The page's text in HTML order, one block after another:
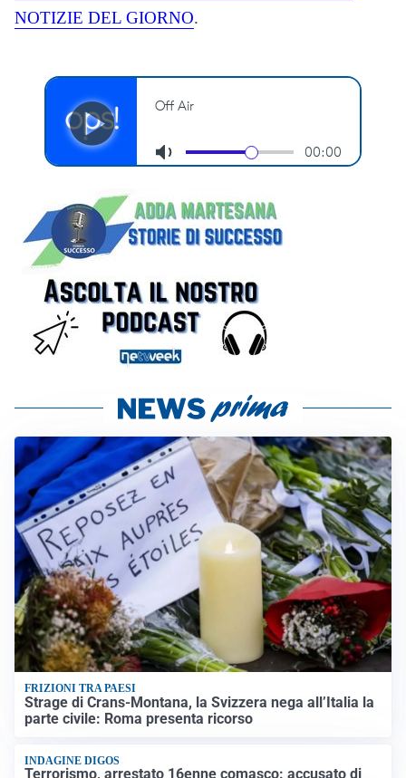
NOTIZIE DEL GIORNO.
FRIZIONI TRA PAESI
Strage di Crans-Montana, la Svizzera nega all’Italia la
parte civile: Roma presenta ricorso
INDAGINE DIGOS
Terrorismo, arrestato 16enne comasco: accusato di